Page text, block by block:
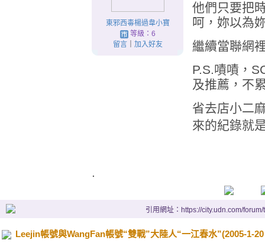
東邪西毒楊過韋小寶
等級：6
留言｜ 加入好友
他們只要把
呵，妳以為
繼續當聯網
P.S.嘖嘖，
及推薦，不
省去店小二
來的紀錄就
.
引用網址：https://city.udn.com/
Leejin帳號與WangFan帳號“雙戰”大陸人“一江春水”(2005-1-